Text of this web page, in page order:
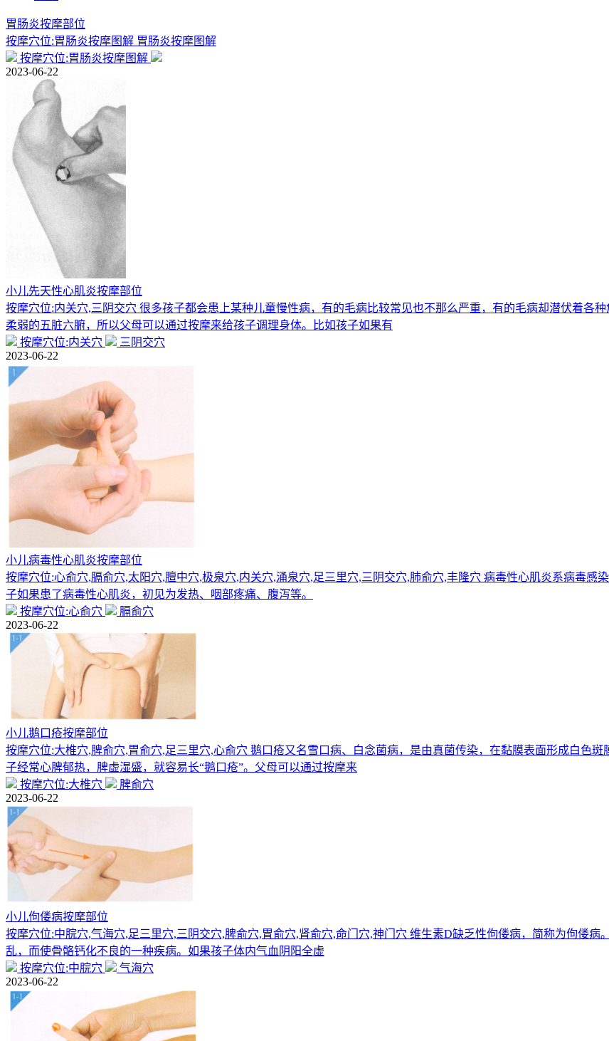
胃肠炎按摩部位
按摩穴位:胃肠炎按摩图解 胃肠炎按摩图解
按摩穴位:胃肠炎按摩图解
2023-06-22
小儿先天性心肌炎按摩部位
按摩穴位:内关穴,三阴交穴 很多孩子都会患上某种儿童慢性病，有的毛病比较常见也不那么严重，有的毛病却潜伏着各
柔弱的五脏六腑，所以父母可以通过按摩来给孩子调理身体。比如孩子如果有
按摩穴位:内关穴
三阴交穴
2023-06-22
小儿病毒性心肌炎按摩部位
按摩穴位:心俞穴,膈俞穴,太阳穴,膻中穴,极泉穴,内关穴,涌泉穴,足三里穴,三阴交穴,肺俞穴,丰隆穴 病毒性心肌炎系病毒
子如果患了病毒性心肌炎，初见为发热、咽部疼痛、腹泻等。
按摩穴位:心俞穴
膈俞穴
2023-06-22
小儿鹅口疮按摩部位
按摩穴位:大椎穴,脾俞穴,胃俞穴,足三里穴,心俞穴 鹅口疮又名雪口病、白念菌病，是由真菌传染，在黏膜表面形成白色
子经常心脾郁热，脾虚湿盛，就容易长“鹅口疮”。父母可以通过按摩来
按摩穴位:大椎穴
脾俞穴
2023-06-22
小儿佝偻病按摩部位
按摩穴位:中脘穴,气海穴,足三里穴,三阴交穴,脾俞穴,胃俞穴,肾俞穴,命门穴,神门穴 维生素D缺乏性佝偻病，简称为佝偻
乱，而使骨骼钙化不良的一种疾病。如果孩子体内气血阴阳全虚
按摩穴位:中脘穴
气海穴
2023-06-22